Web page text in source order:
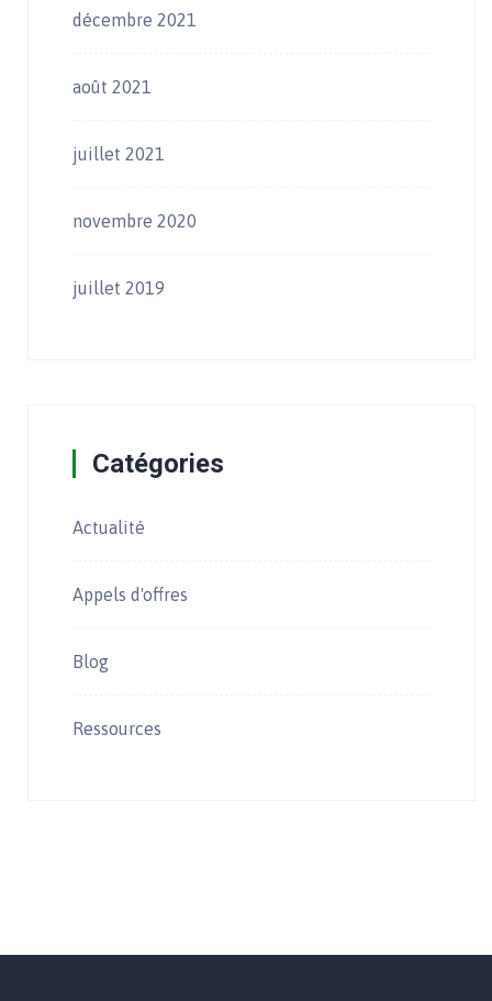
décembre 2021
août 2021
juillet 2021
novembre 2020
juillet 2019
Catégories
Actualité
Appels d'offres
Blog
Ressources